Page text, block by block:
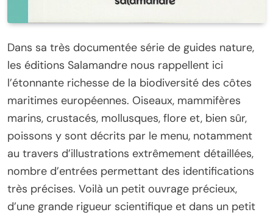
Dans sa très documentée série de guides nature,
les éditions Salamandre nous rappellent ici
l’étonnante richesse de la biodiversité des côtes
maritimes européennes. Oiseaux, mammifères
marins, crustacés, mollusques, flore et, bien sûr,
poissons y sont décrits par le menu, notamment
au travers d’illustrations extrêmement détaillées,
nombre d’entrées permettant des identifications
très précises. Voilà un petit ouvrage précieux,
d’une grande rigueur scientifique et dans un petit